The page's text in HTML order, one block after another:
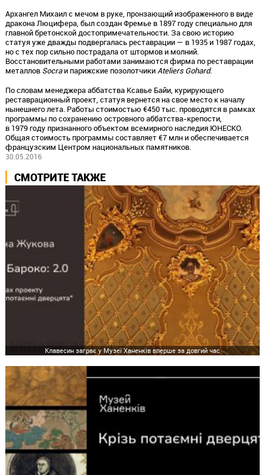
Архангел Михаил с мечом в руке, пронзающий изображенного в виде
дракона Люцифера, был создан Фремье в 1897 году специально для
главной бретонской достопримечательности. За свою историю
статуя уже дважды подвергалась реставрации — в 1935 и 1987 годах,
но с тех пор сильно пострадала от штормов и молний.
Восстановительными работами занимаются фирма по реставрации
металловSocraи парижские позолотчикиAteliers Gohard.
По словам менеджера аббатства Ксавье Байи, курирующего
реставрационный проект, статуя вернется на свое место к началу
нынешнего лета. Работы стоимостью €450 тыс. проводятся в рамках
программы по сохранению островного аббатства-крепости,
в 1979 году признанного объектом всемирного наследия ЮНЕСКО.
Общая стоимость программы составляет €7 млн и обеспечивается
французским Центром национальных памятников.
30.05.2016
СМОТРИТЕ ТАКЖЕ
Клавесин заграє у Музеї Ханенків вперше за довгий час